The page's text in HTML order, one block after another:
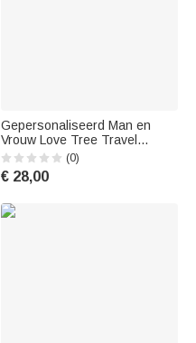
Gepersonaliseerd Man en
Vrouw Love Tree Travel
Partners T-shirt Valentijnsdag
Sport
(0)
€ 28,00